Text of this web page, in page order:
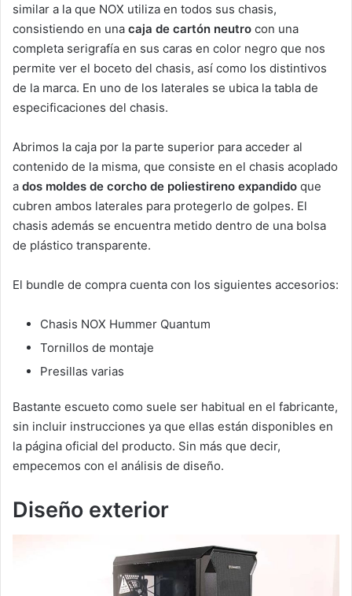
similar a la que NOX utiliza en todos sus chasis,
consistiendo en una caja de cartón neutro con una
completa serigrafía en sus caras en color negro que nos
permite ver el boceto del chasis, así como los distintivos
de la marca. En uno de los laterales se ubica la tabla de
especificaciones del chasis.
Abrimos la caja por la parte superior para acceder al
contenido de la misma, que consiste en el chasis acoplado
a dos moldes de corcho de poliestireno expandido que
cubren ambos laterales para protegerlo de golpes. El
chasis además se encuentra metido dentro de una bolsa
de plástico transparente.
El bundle de compra cuenta con los siguientes accesorios:
Chasis NOX Hummer Quantum
Tornillos de montaje
Presillas varias
Bastante escueto como suele ser habitual en el fabricante,
sin incluir instrucciones ya que ellas están disponibles en
la página oficial del producto. Sin más que decir,
empecemos con el análisis de diseño.
Diseño exterior